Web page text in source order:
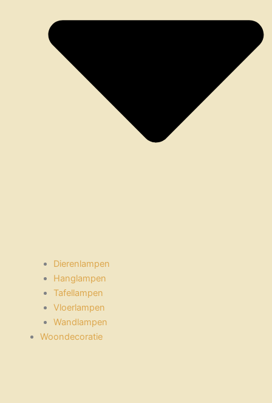
Dierenlampen
Hanglampen
Tafellampen
Vloerlampen
Wandlampen
Woondecoratie